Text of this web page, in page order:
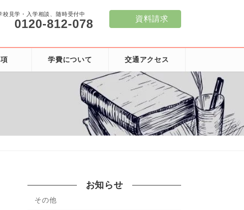
校見学・入学相談、随時受付中
0120-812-078 資料請求
学費について 交通アクセス
お知らせ
その他